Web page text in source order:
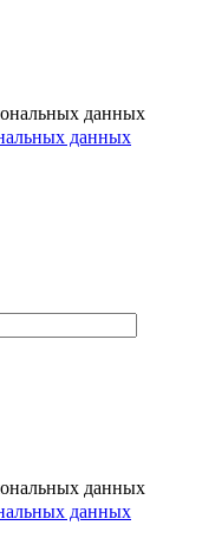
данных
данных
данных
данных